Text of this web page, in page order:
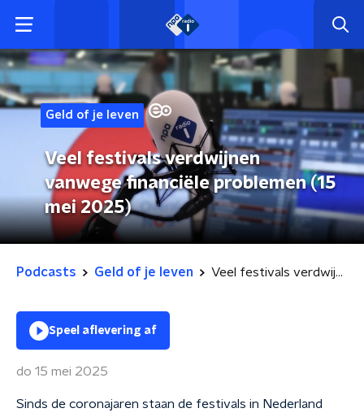
Geld of je leven
Veel festivals verdwijnen
vanwege financiële problemen (15
mei 2025)
Podcasts Geld of je leven Veel festivals verdwijnen vanwege financiële problemen (15 mei 2025)
Speel aflevering af
do 15 mei 2025
Sinds de coronajaren staan de festivals in Nederland